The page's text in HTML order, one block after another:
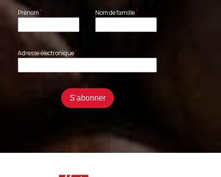
Prénom * Nom de famille*
Adresse électronique*